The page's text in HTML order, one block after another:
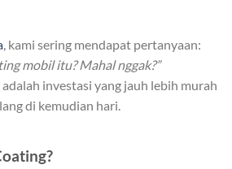
, kami sering mendapat pertanyaan:
mobil itu? Mahal nggak?”
investasi yang jauh lebih murah
di kemudian hari.